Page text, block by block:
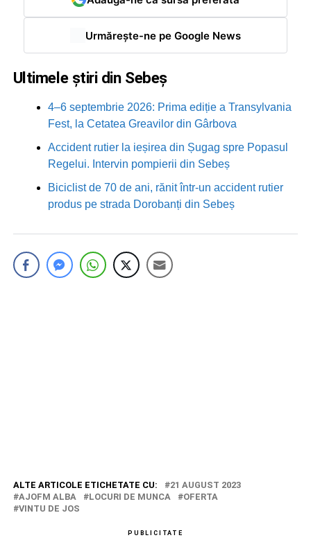
Urmărește-ne pe Google News
Ultimele știri din Sebeș
4–6 septembrie 2026: Prima ediție a Transylvania
Fest, la Cetatea Greavilor din Gârbova
Accident rutier la ieșirea din Șugag spre Popasul
Regelui. Intervin pompierii din Sebeș
Biciclist de 70 de ani, rănit într-un accident rutier
produs pe strada Dorobanți din Sebeș
ALTE ARTICOLE ETICHETATE CU:
21 AUGUST 2023
AJOFM ALBA
LOCURI DE MUNCA
OFERTA
VINTU DE JOS
PUBLICITATE